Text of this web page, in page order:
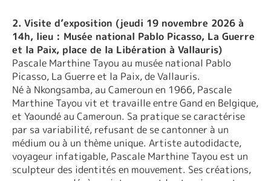
2. Visite d’exposition (jeudi 19 novembre 2026 à
14h, lieu : Musée national Pablo Picasso, La Guerre
et la Paix, place de la Libération à Vallauris)
Pascale Marthine Tayou au musée national Pablo
Picasso, La Guerre et la Paix, de Vallauris.
Né à Nkongsamba, au Cameroun en 1966, Pascale
Marthine Tayou vit et travaille entre Gand en Belgique,
et Yaoundé au Cameroun. Sa pratique se caractérise
par sa variabilité, refusant de se cantonner à un
médium ou à un thème unique. Artiste autodidacte,
voyageur infatigable, Pascale Marthine Tayou est un
sculpteur des identités en mouvement. Ses créations,